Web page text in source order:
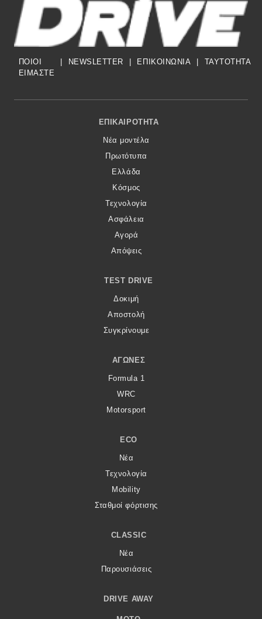
ΠΟΙΟΙ
ΕΙΜΑΣΤΕ
| NEWSLETTER | ΕΠΙΚΟΙΝΩΝΙΑ | TAYTOTHTA
Footer Menu
ΕΠΙΚΑΙΡΌΤΗΤΑ
Νέα μοντέλα
Πρωτότυπα
Ελλάδα
Κόσμος
Τεχνολογία
Ασφάλεια
Αγορά
Απόψεις
TEST DRIVE
Δοκιμή
Αποστολή
Συγκρίνουμε
ΑΓΏΝΕΣ
Formula 1
WRC
Motorsport
ECO
Νέα
Τεχνολογία
Mobility
Σταθμοί φόρτισης
CLASSIC
Νέα
Παρουσιάσεις
DRIVE AWAY